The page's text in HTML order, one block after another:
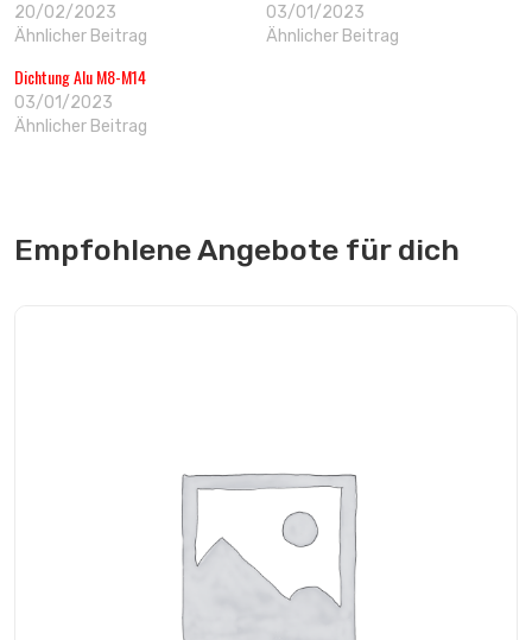
20/02/2023
Ähnlicher Beitrag
03/01/2023
Ähnlicher Beitrag
Dichtung Alu M8-M14
03/01/2023
Ähnlicher Beitrag
Empfohlene Angebote für dich